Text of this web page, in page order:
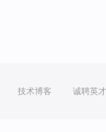
技术博客 诚聘英才